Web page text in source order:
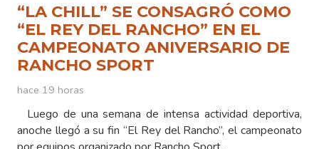
“LA CHILL” SE CONSAGRÓ COMO
“EL REY DEL RANCHO” EN EL
CAMPEONATO ANIVERSARIO DE
RANCHO SPORT
hace 19 horas
Luego de una semana de intensa actividad deportiva,
anoche llegó a su fin “El Rey del Rancho”, el campeonato